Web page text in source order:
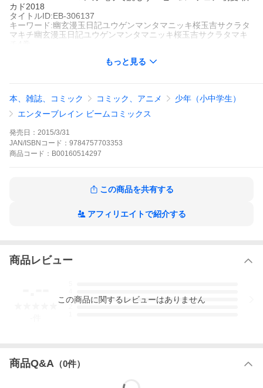
カド2018
タイトルID:EB-306137
キーワード:幽玄漫玉日記ユウゲンマンタマニッキ桜玉吉サクラタ
マキチ幽玄漫玉日記ユウゲンマンタマニッキ桜玉吉サクラタマキ
※当ストアの商品は、アプリでは購入できません。
青年マンガ
ギャグ・コメディー ビームコミックス KADOKAWA
ADOKAWA / マンガ
電子で読もう！ ビーム・フェア 初夏
018
会社経営に取り組む漫画家・桜玉吉。修羅の道はどこまでもつづ
く……。取材写真リポートも掲載!
幽玄漫玉日記の作品をもっと見る
もっと見る
本、雑誌、コミック コミック、アニメ
少年（小中学生）
エンターブレイン ビームコミックス
発売日： 2015/3/31
JAN/ISBNコード： 9784757703353
商品 コード： B00160514297
この商品を共有する
アフィリエイトで紹介する
商品レビュー
3
この商品に関するレビューはありません
商品Q&A （0件）